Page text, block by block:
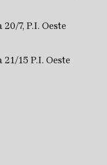
7, P.I. Oeste
15 P.I. Oeste